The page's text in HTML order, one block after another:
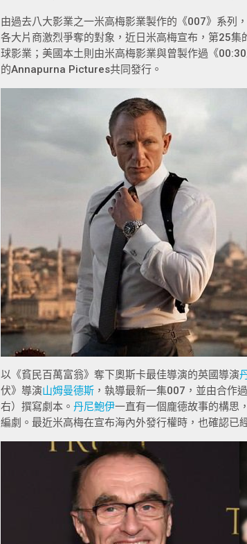
由過去八大影業之一米高梅影業製作的《007》系列
各大片商激烈爭奪的對象，近日米高梅宣布，第25
球影業；美國本土則由米高梅影業與曾製作過《
的Annapurna Pictures共同發行。
以《貧民百萬富翁》奪下奧斯卡最佳導演的英國導演
伏》導演山姆曼德斯 ，執導最新一集007，並由合作
右）撰寫劇本。 丹尼鮑伊一直有一個龐德故事的構思
編劇。最近米高梅在宣布海內外發行權時，也確認已